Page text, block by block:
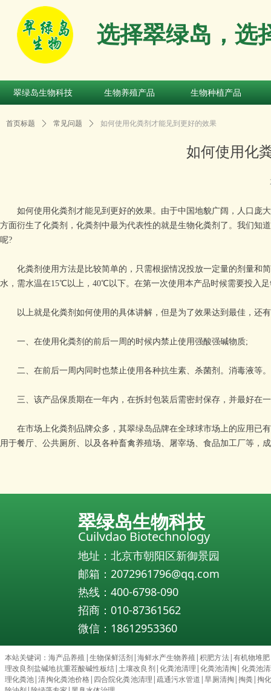
选择翠绿岛，选
翠绿岛生物科技 生物养殖产品 生物种植产品
如何使用化
首页标题 ꄲ 常见问题 ꄲ 如何使用化粪剂才能见到更好的效果
如何使用化粪剂才能见到更好的效果。由于中国地貌广阔，人口庞
方面衍生了化粪剂，化粪剂中最为代表性的就是生物化粪剂了。我们知
呢?
化粪剂使用方法是比较简单的，只需根据情况投放一定量的剂量和
水，需水温在15℃以上，40℃以下。在第一次使用本产品时候需要投入
以上就是化粪剂如何使用的具体讲解，但是为了效果达到最佳，还
一、在使用化粪剂的前后一周的时候内禁止使用强酸强碱物质;
二、在前后一周内同时也禁止使用各种抗生素、杀菌剂。消毒液等。
三、该产品保质期在一年内，在拆封包装后需密封保存，并最好在
在市场上化粪剂品牌众多，其翠绿岛品牌在全球球市场上的应用已
用于餐厅、公共厕所、以及各种畜禽养殖场、屠宰场、食品加工厂等，
翠绿岛生物科技
Cuilvdao Biotechnology
地址：北京市朝阳区新御景园
邮箱：2072961796@qq.com
热线：400-6798-090
招商：010-87361562
微信：18612953360
本站关键词：海产品养殖 |生物保鲜活剂|海鲜水产生物养殖 |积肥方法|有机物堆肥
理改良剂盐碱地抗重茬酸碱性板结|土壤改良剂|化粪池清理 |化粪池清掏 | 化粪池
理化粪池|清掏化粪池价格| 四合院化粪池清理 |疏通污水管道 |旱厕清掏 |掏粪|掏